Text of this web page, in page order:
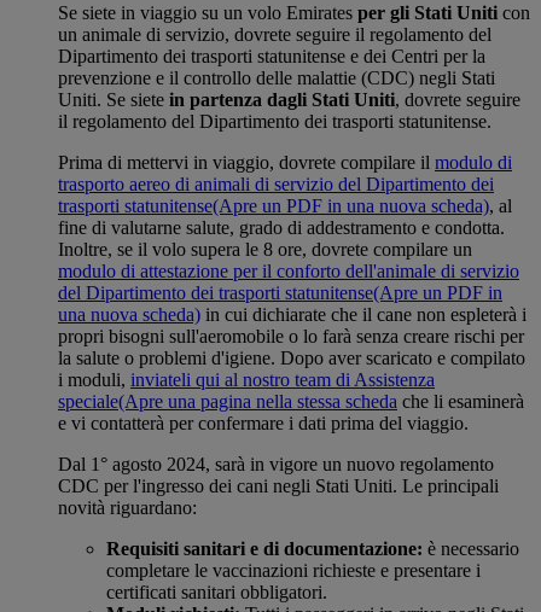
Se siete in viaggio su un volo Emirates per gli Stati Uniti con
un animale di servizio, dovrete seguire il regolamento del
Dipartimento dei trasporti statunitense e dei Centri per la
prevenzione e il controllo delle malattie (CDC) negli Stati
Uniti. Se siete in partenza dagli Stati Uniti, dovrete seguire
il regolamento del Dipartimento dei trasporti statunitense.
Prima di mettervi in viaggio, dovrete compilare il modulo di
trasporto aereo di animali di servizio del Dipartimento dei
trasporti statunitense(Apre un PDF in una nuova scheda), al
fine di valutarne salute, grado di addestramento e condotta.
Inoltre, se il volo supera le 8 ore, dovrete compilare un
modulo di attestazione per il conforto dell'animale di servizio
del Dipartimento dei trasporti statunitense(Apre un PDF in
una nuova scheda) in cui dichiarate che il cane non espleterà i
propri bisogni sull'aeromobile o lo farà senza creare rischi per
la salute o problemi d'igiene. Dopo aver scaricato e compilato
i moduli, inviateli qui al nostro team di Assistenza
speciale(Apre una pagina nella stessa scheda che li esaminerà
e vi contatterà per confermare i dati prima del viaggio.
Dal 1° agosto 2024, sarà in vigore un nuovo regolamento
CDC per l'ingresso dei cani negli Stati Uniti. Le principali
novità riguardano:
Requisiti sanitari e di documentazione: è necessario
completare le vaccinazioni richieste e presentare i
certificati sanitari obbligatori.